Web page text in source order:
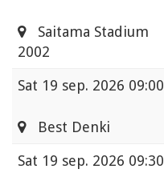
Saitama Stadium
2002
Sat 19 sep. 2026 09:00
Best Denki
Sat 19 sep. 2026 09:30